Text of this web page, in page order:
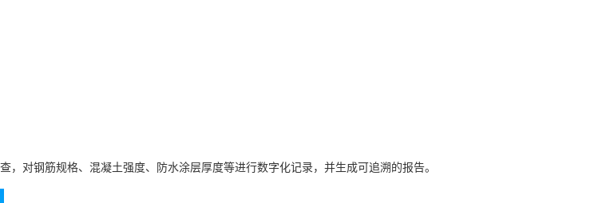
，对钢筋规格、混凝土强度、防水涂层厚度等进行数字化记录，并生成可追溯的报告。